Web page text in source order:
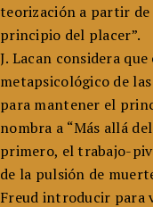
teorización a partir de
principio del placer”.
J. Lacan considera
metapsicológico de
para mantener el
nombra a “Más allá
primero, el trabajo-
de la pulsión de
Freud introducir para